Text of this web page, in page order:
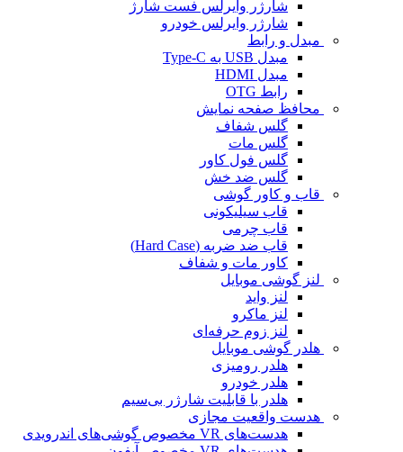
شارژر وایرلس فست شارژ
شارژر وایرلس خودرو
مبدل و رابط
مبدل USB به Type-C
مبدل HDMI
رابط OTG
محافظ صفحه نمایش
گلس شفاف
گلس مات
گلس فول کاور
گلس ضد خش
قاب و کاور گوشی
قاب سیلیکونی
قاب چرمی
قاب ضد ضربه (Hard Case)
کاور مات و شفاف
لنز گوشی موبایل
لنز واید
لنز ماکرو
لنز زوم حرفه‌ای
هلدر گوشی موبایل
هلدر رومیزی
هلدر خودرو
هلدر با قابلیت شارژر بی‌سیم
هدست واقعیت مجازی
هدست‌های VR مخصوص گوشی‌های اندرویدی